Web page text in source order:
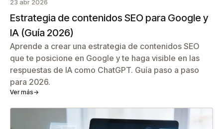
23 abr 2026
Estrategia de contenidos SEO para Google y
IA (Guía 2026)
Aprende a crear una estrategia de contenidos SEO
que te posicione en Google y te haga visible en las
respuestas de IA como ChatGPT. Guía paso a paso
para 2026.
Ver más→